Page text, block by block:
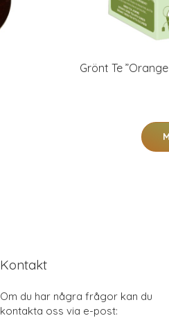
Grönt Te
Kontakt
Om du har några frågor kan du
kontakta oss via e-post: